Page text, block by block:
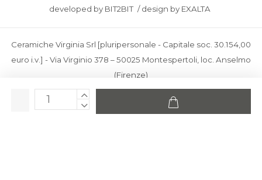
developed by BIT2BIT /design by EXALTA
Ceramiche Virginia Srl [pluripersonale - Capitale soc. 30.154,00
euro i.v.] - Via Virginio 378 – 50025 Montespertoli, loc. Anselmo
(Firenze)
C.F. e P.IVA: IT00436100481 - REA: FI-227733 - PEC:
ceramichevirginia@pec.it